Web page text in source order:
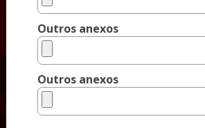
Outros anexos
Outros anexos